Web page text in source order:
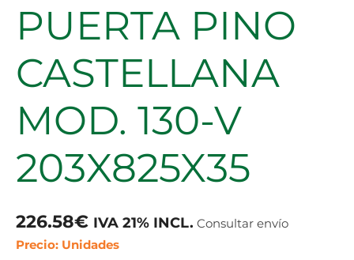
PUERTA PINO
CASTELLANA
MOD. 130-V
203X825X35
226.58€ IVA 21% INCL. Consultar envío
Precio: Unidades